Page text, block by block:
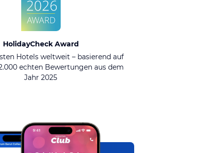
HolidayCheck Award
Hotels weltweit – basierend auf
echten Bewertungen aus dem
Jahr 2025